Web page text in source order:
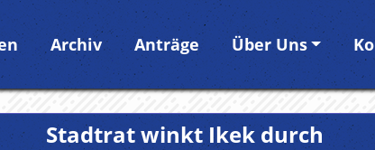
Archiv Anträge Über Uns
Stadtrat winkt Ikek durch